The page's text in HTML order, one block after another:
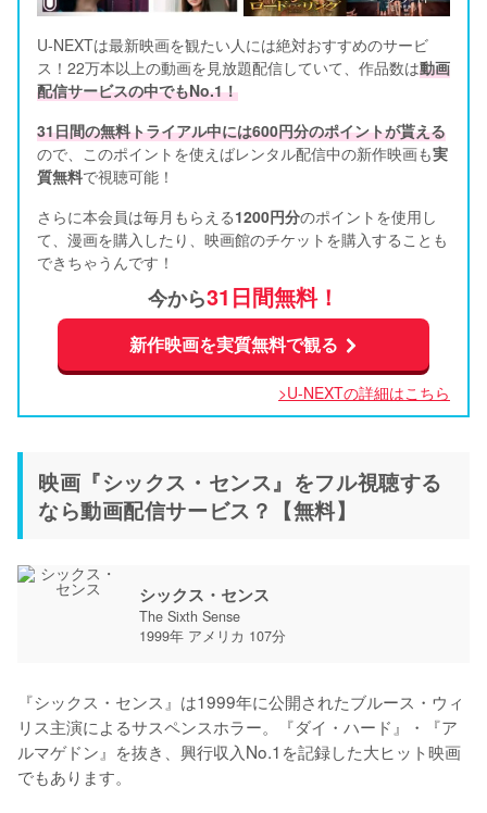
U-NEXTは最新映画を観たい人には絶対おすすめのサービ
ス！22万本以上の動画を見放題配信していて、作品数は動画
配信サービスの中でもNo.1！
31日間の無料トライアル中には600円分のポイントが貰える
ので、このポイントを使えばレンタル配信中の新作映画も実
質無料で視聴可能！
さらに本会員は毎月もらえる1200円分のポイントを使用し
て、漫画を購入したり、映画館のチケットを購入することも
できちゃうんです！
今から31日間無料！
新作映画を実質無料で観る
>U-NEXTの詳細はこちら
映画『シックス・センス』をフル視聴する
なら動画配信サービス？【無料】
シックス・センス
The Sixth Sense
1999年 アメリカ 107分
『シックス・センス』は1999年に公開されたブルース・ウィ
リス主演によるサスペンスホラー。『ダイ・ハード』・『ア
ルマゲドン』を抜き、興行収入No.1を記録した大ヒット映画
でもあります。